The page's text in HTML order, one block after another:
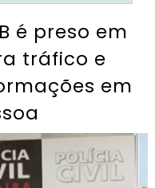
é preso em
tráfico e
em